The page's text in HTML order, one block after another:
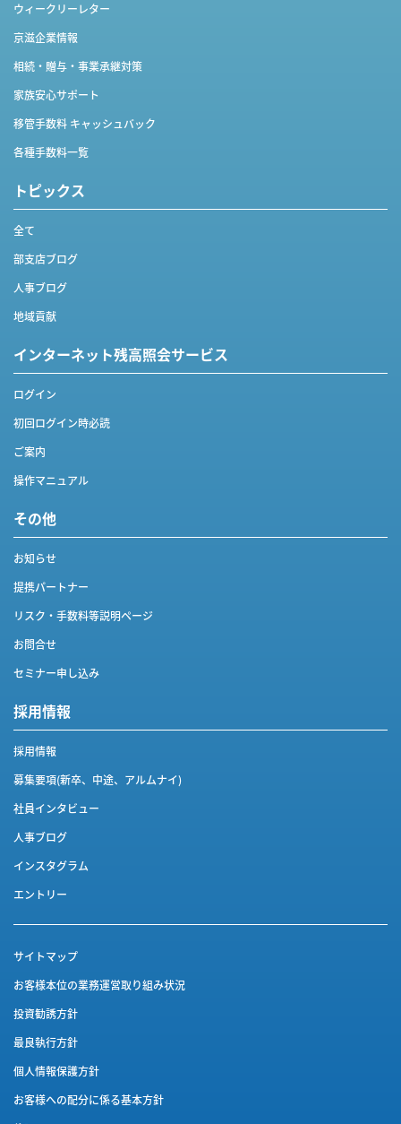
ウィークリーレター
京滋企業情報
相続・贈与・事業承継対策
家族安心サポート
移管手数料 キャッシュバック
各種手数料一覧
トピックス
全て
部支店ブログ
人事ブログ
地域貢献
インターネット残高照会サービス
ログイン
初回ログイン時必読
ご案内
操作マニュアル
その他
お知らせ
提携パートナー
リスク・手数料等説明ページ
お問合せ
セミナー申し込み
採用情報
採用情報
募集要項(新卒、中途、アルムナイ)
社員インタビュー
人事ブログ
インスタグラム
エントリー
サイトマップ
お客様本位の業務運営取り組み状況
投資勧誘方針
最良執行方針
個人情報保護方針
お客様への配分に係る基本方針